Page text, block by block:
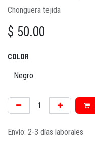
Chonguera tejida
$ 50.00
COLOR
Envío: 2-3 días laborales